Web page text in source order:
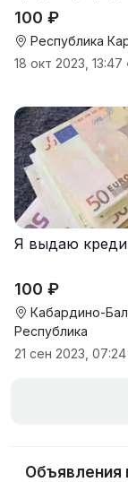
100 ₽
Республика
18 окт 2023, 13:47
Я выдаю
100 ₽
Кабардино-
Республика
21 сен 2023, 07:24
Объявления